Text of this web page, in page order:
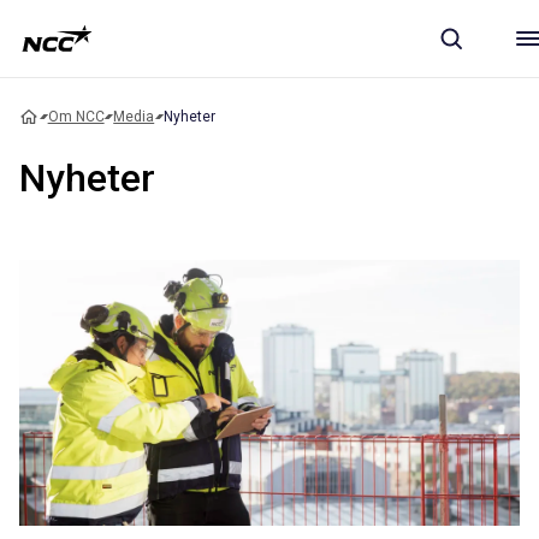
Om NCC Media Nyheter
Nyheter